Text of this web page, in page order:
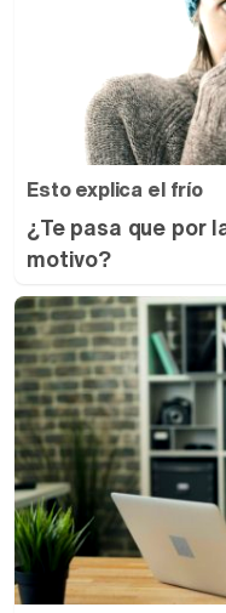
Esto explica el frío
¿Te pasa que por
motivo?